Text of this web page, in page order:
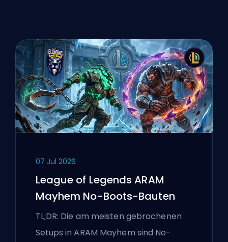
07 Jul 2026
League of Legends ARAM
Mayhem No-Boots-Bauten
TL;DR: Die am meisten gebrochenen
Setups in ARAM Mayhem sind No-